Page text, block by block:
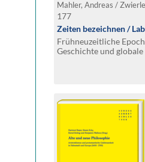
Mahler, Andreas /
177
Zeiten bezeichnen /
Frühneuzeitliche
Geschichte und globale